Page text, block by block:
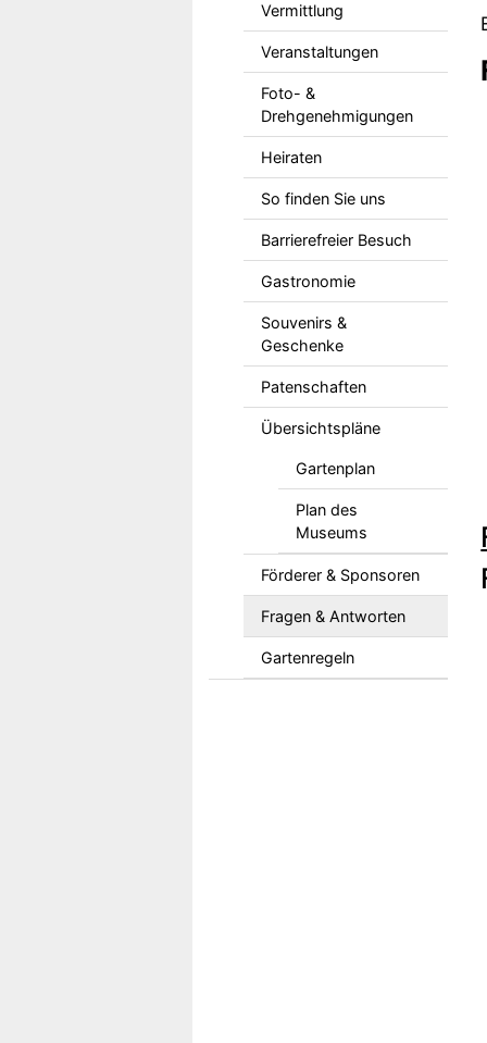
Vermittlung
Veranstaltungen
Foto- &
Drehgenehmigungen
Heiraten
So finden Sie uns
Barrierefreier Besuch
Gastronomie
Souvenirs &
Geschenke
Patenschaften
Übersichtspläne
Gartenplan
Plan des
Museums
Förderer & Sponsoren
Fragen & Antworten
Gartenregeln